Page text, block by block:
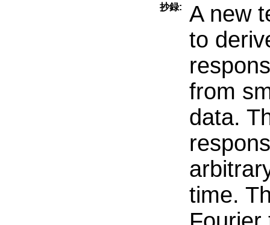
抄録:
A new
to
from
data.
time.